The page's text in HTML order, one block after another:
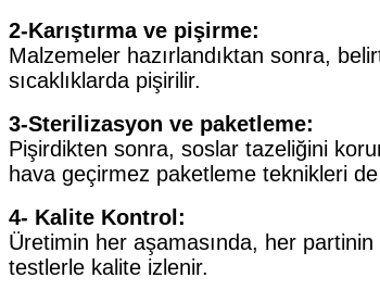
2-Karıştırma ve pişirme:
Malzemeler hazırlandıktan sonra,
sıcaklıklarda pişirilir.
3-Sterilizasyon ve paketleme:
Pişirdikten sonra, soslar tazeliğini
hava geçirmez paketleme teknikleri de
4- Kalite Kontrol:
Üretimin her aşamasında, her partinin
testlerle kalite izlenir.